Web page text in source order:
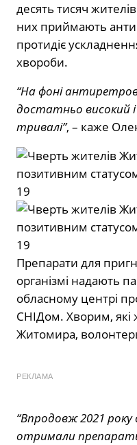
десять тисяч
них приймають
протидіє
хвороби.
“На фоні
достатньо високий
тривалі”, – каже
Препарати для
організмі надають
обласному центрі
СНІДом. Хворим, які
Житомира,
РЕКЛАМА
“Впродовж 2021 року
отримали